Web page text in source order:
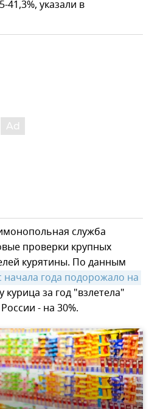
указали в
служба
проверки крупных
курятины. По данным
начала года подорожало на
за год "взлетела"
- на 30%.